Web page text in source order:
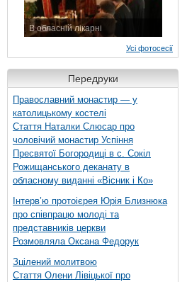
В обласній лікарні
Усі фотосесії
Передруки
Православний монастир — у
католицькому костелі
Стаття Наталки Слюсар про
чоловічий монастир Успіння
Пресвятої Богородиці в с. Сокіл
Рожищанського деканату в
обласному виданні «Вісник і Ко»
Інтерв’ю протоієрея Юрія Близнюка
про співпрацю молоді та
представників церкви
Розмовляла Оксана Федорук
Зцілений молитвою
Стаття Олени Лівіцької про